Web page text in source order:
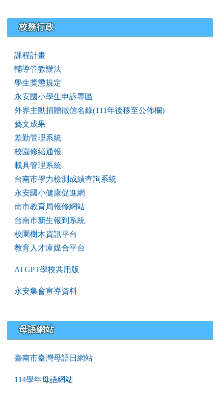
校務行政
課程計畫
輔導管教辦法
學生獎懲規定
永安國小學生申訴專區
外界主動捐贈徵信名錄(111年後移至公佈欄)
藝文成果
差勤管理系統
校園修繕通報
載具管理系統
台南市學力檢測成績查詢系統
永安國小健康促進網
南市教育局報修網站
台南市新生報到系統
校園樹木資訊平台
教育人才庫媒合平台
AI GPT學校共用版
永安集會宣導資料
母語網站
臺南市臺灣母語日網站
114學年母語網站